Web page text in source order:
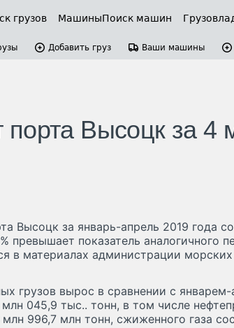
грузов МашиныПоиск машин
Добавить груз Ваши машины
порта Высоцк за 4
Высоцк за январь-апрель 2019 года
превышает показатель аналогичного
в материалах администрации
грузов вырос в сравнении с
045,9 тыс.. тонн, в том числе
996,7 млн тонн, сжиженного газа